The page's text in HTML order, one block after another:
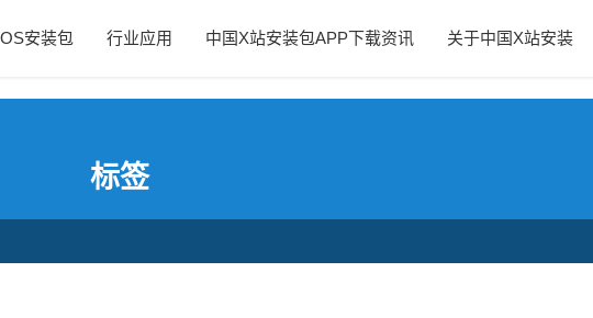
安装包 行业应用 中国X站安装包APP下载资讯 关于中国X站安装
标签